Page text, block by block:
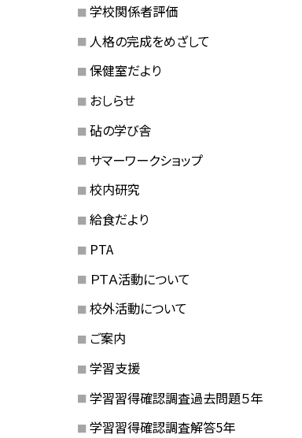
学校関係者評価
人格の完成をめざして
保健室だより
おしらせ
砧の学び舎
サマーワークショップ
校内研究
給食だより
PTA
ＰＴＡ活動について
校外活動について
ご案内
学習支援
学習習得確認調査過去問題５年
学習習得確認調査解答5年